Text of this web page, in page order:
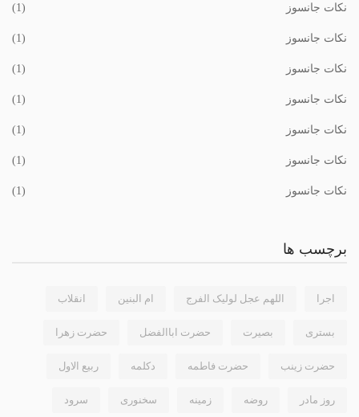
نکات جانسوز (1)
نکات جانسوز (1)
نکات جانسوز (1)
نکات جانسوز (1)
نکات جانسوز (1)
نکات جانسوز (1)
نکات جانسوز (1)
برچسب ها
اجرا اللهم عجل لولیک الفرج ام البنین انقلاب
بستری بصیرت حضرت اباالفضل حضرت زهرا
حضرت زینب حضرت فاطمه دکلمه ربیع الاول
روز مادر روضه زمینه سخنوری سرود